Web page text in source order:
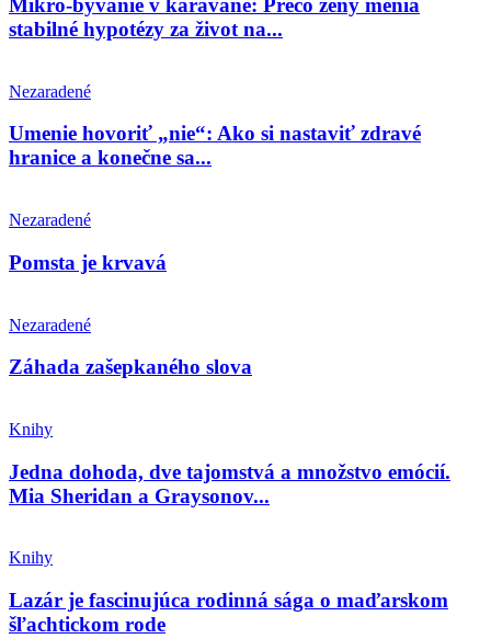
Mikro-bývanie v karavane: Prečo ženy menia
stabilné hypotézy za život na...
Nezaradené
Umenie hovoriť „nie“: Ako si nastaviť zdravé
hranice a konečne sa...
Nezaradené
Pomsta je krvavá
Nezaradené
Záhada zašepkaného slova
Knihy
Jedna dohoda, dve tajomstvá a množstvo emócií.
Mia Sheridan a Graysonov...
Knihy
Lazár je fascinujúca rodinná sága o maďarskom
šľachtickom rode